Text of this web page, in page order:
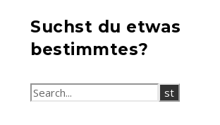
Suchst du etwas
bestimmtes?